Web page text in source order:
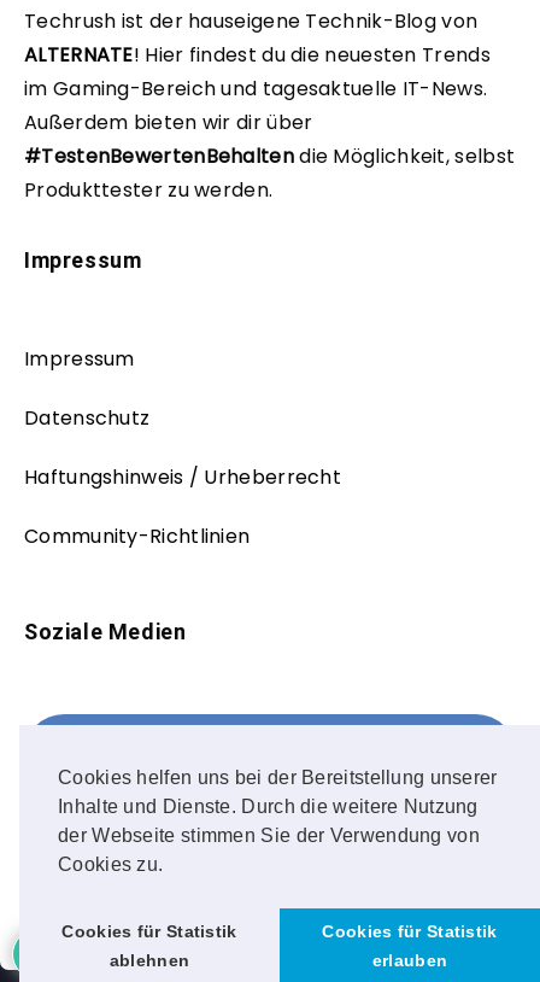
Cookies helfen uns bei der Bereitstellung unserer
Inhalte und Dienste. Durch die weitere Nutzung
der Webseite stimmen Sie der Verwendung von
Cookies zu.
Cookies für Statistik
ablehnen
Cookies für Statistik
erlauben
Techrush ist der hauseigene Technik-Blog von
ALTERNATE! Hier findest du die neuesten Trends
im Gaming-Bereich und tagesaktuelle IT-News.
Außerdem bieten wir dir über
#TestenBewertenBehaltendie Möglichkeit, selbst
Produkttester zu werden.
Impressum
Impressum
Datenschutz
Haftungshinweis / Urheberrecht
Community-Richtlinien
Soziale Medien
FOLLOW ME!
Instagram
OUR PHOTOS!